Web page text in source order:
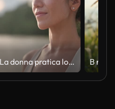
La donna pratica lo yoga sulla spiaggia